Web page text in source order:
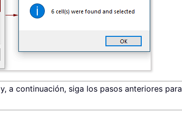
y, a continuación, siga los pasos anteriores para